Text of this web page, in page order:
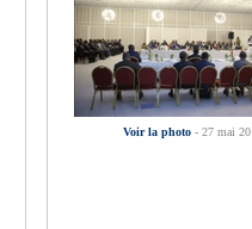
Voir la photo - 27 mai